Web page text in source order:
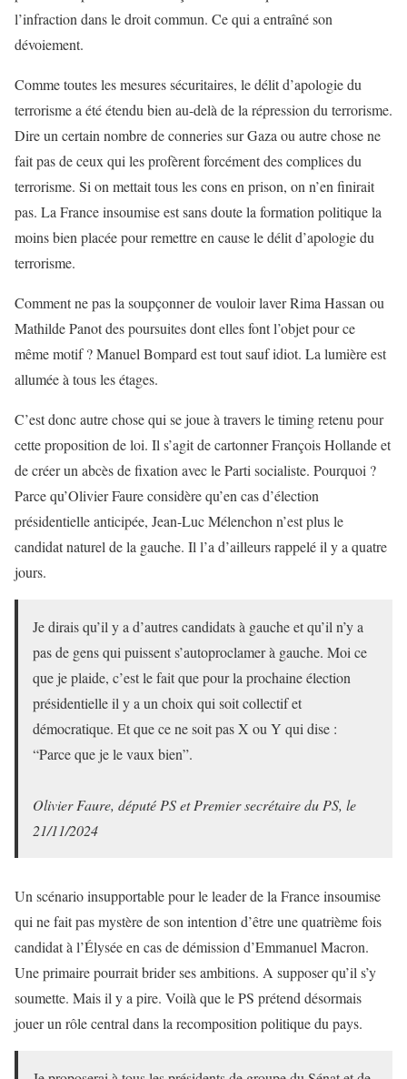
l’infraction dans le droit commun. Ce qui a entraîné son
dévoiement.
Comme toutes les mesures sécuritaires, le délit d’apologie du
terrorisme a été étendu bien au-delà de la répression du terrorisme.
Dire un certain nombre de conneries sur Gaza ou autre chose ne
fait pas de ceux qui les profèrent forcément des complices du
terrorisme. Si on mettait tous les cons en prison, on n’en finirait
pas. La France insoumise est sans doute la formation politique la
moins bien placée pour remettre en cause le délit d’apologie du
terrorisme.
Comment ne pas la soupçonner de vouloir laver Rima Hassan ou
Mathilde Panot des poursuites dont elles font l’objet pour ce
même motif ? Manuel Bompard est tout sauf idiot. La lumière est
allumée à tous les étages.
C’est donc autre chose qui se joue à travers le timing retenu pour
cette proposition de loi. Il s’agit de cartonner François Hollande et
de créer un abcès de fixation avec le Parti socialiste. Pourquoi ?
Parce qu’Olivier Faure considère qu’en cas d’élection
présidentielle anticipée, Jean-Luc Mélenchon n’est plus le
candidat naturel de la gauche. Il l’a d’ailleurs rappelé il y a quatre
jours.
Je dirais qu’il y a d’autres candidats à gauche et qu’il n’y a
pas de gens qui puissent s’autoproclamer à gauche. Moi ce
que je plaide, c’est le fait que pour la prochaine élection
présidentielle il y a un choix qui soit collectif et
démocratique. Et que ce ne soit pas X ou Y qui dise :
“Parce que je le vaux bien”.
Olivier Faure, député PS et Premier secrétaire du PS, le
21/11/2024
Un scénario insupportable pour le leader de la France insoumise
qui ne fait pas mystère de son intention d’être une quatrième fois
candidat à l’Élysée en cas de démission d’Emmanuel Macron.
Une primaire pourrait brider ses ambitions. A supposer qu’il s’y
soumette. Mais il y a pire. Voilà que le PS prétend désormais
jouer un rôle central dans la recomposition politique du pays.